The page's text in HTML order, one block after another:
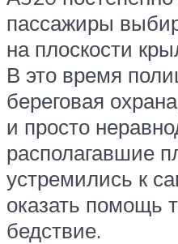
пассажиры
на плоскости
В это время
береговая
и просто
располагавшие
устремились к
оказать помощь
бедствие.